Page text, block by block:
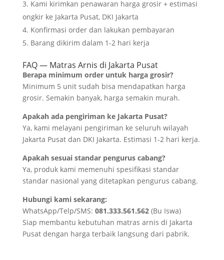
Kami kirimkan penawaran harga grosir + estimasi
ongkir ke Jakarta Pusat, DKI Jakarta
Konfirmasi order dan lakukan pembayaran
Barang dikirim dalam 1-2 hari kerja
FAQ — Matras Arnis di Jakarta Pusat
Berapa minimum order untuk harga grosir?
Minimum 5 unit sudah bisa mendapatkan harga
grosir. Semakin banyak, harga semakin murah.
Apakah ada pengiriman ke Jakarta Pusat?
Ya, kami melayani pengiriman ke seluruh wilayah
Jakarta Pusat dan DKI Jakarta. Estimasi 1-2 hari kerja.
Apakah sesuai standar pengurus cabang?
Ya, produk kami memenuhi spesifikasi standar
standar nasional yang ditetapkan pengurus cabang.
Hubungi kami sekarang:
WhatsApp/Telp/SMS: 081.333.561.562(Bu Iswa)
Siap membantu kebutuhan matras arnis di Jakarta
Pusat dengan harga terbaik langsung dari pabrik.